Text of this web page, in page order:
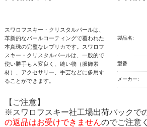
スワロフスキー・クリスタルパールは、
革新的なパールコーティングで覆われた
本真珠の完璧なレプリカです。スワロフ
スキー・クリスタルパールは、一般的で
使い勝手も大変良く、縫い物（服飾素
材）、アクセサリー、手芸などに多用す
ることができます。
製品名:
型番:
メーカー:
【ご注意】
※スワロフスキー社工場出荷パックで
の返品はお受けできませんのでご注意